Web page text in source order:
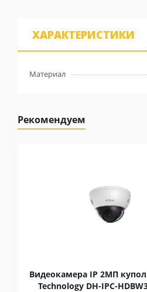
ХАРАКТЕРИСТИКИ
Материал
Рекомендуем
Видеокамера IP 2МП
Technology DH-IPC-